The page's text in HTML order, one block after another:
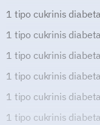
1 tipo cukrinis
1 tipo cukrinis
1 tipo cukrinis
1 tipo cukrinis
1 tipo cukrinis
1 tipo cukrinis